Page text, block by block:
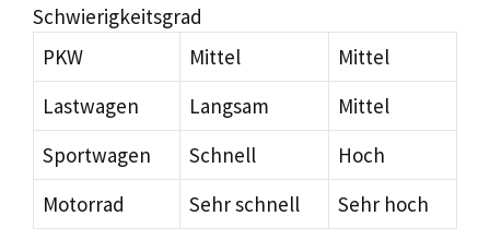
Schwierigkeitsgrad
PKW
Mittel
Mittel
Lastwagen
Langsam
Mittel
Sportwagen
Schnell
Hoch
Motorrad
Sehr schnell Sehr hoch